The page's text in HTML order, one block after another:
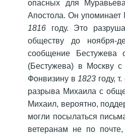
опасных для
Апостола. Он
1816 году. Это
обществу до ноября-
сообщение Бестужева
(Бестужева) в Москву
Фонвизину в 1823 году,
разрыва Михаила с
Михаил, вероятно,
могли посылаться
ветеранам не по